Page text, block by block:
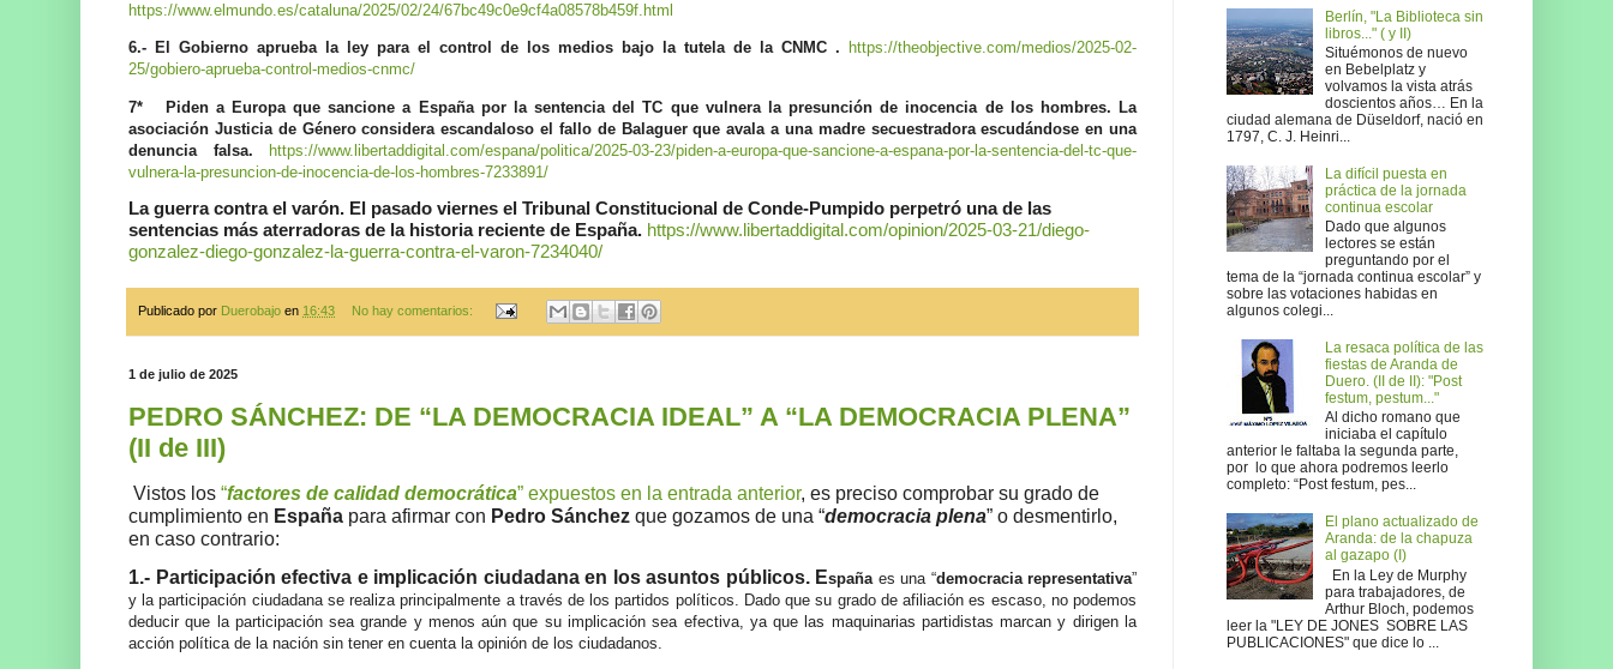
https://www.elmundo.es/cataluna/2025/02/24/67bc49c0e9cf4a08578b459f.html
6.- El Gobierno aprueba la ley para el control de los medios bajo la tutela de la CNMC .
https://theobjective.com/medios/2025-02-
25/gobiero-aprueba-control-medios-cnmc/
7*
Piden a Europa que sancione a España por la sentencia del TC que vulnera la presunción de inocencia de los hombres. La
asociación Justicia de Género considera escandaloso el fallo de Balaguer que avala a una madre secuestradora escudándose en una
denuncia falsa. https://www.libertaddigital.com/espana/politica/2025-03-23/piden-a-europa-que-sancione-a-espana-por-la-sentencia-del-tc-que-
vulnera-la-presuncion-de-inocencia-de-los-hombres-7233891/
La guerra contra el varón. El pasado viernes el Tribunal Constitucional de Conde-Pumpido perpetró una de las
sentencias más aterradoras de la historia reciente de España. https://www.libertaddigital.com/opinion/2025-03-21/diego-
gonzalez-diego-gonzalez-la-guerra-contra-el-varon-7234040/
Publicado por Duerobajo en 16:43 No hay comentarios:
1 de julio de 2025
PEDRO SÁNCHEZ: DE “LA DEMOCRACIA IDEAL” A “LA DEMOCRACIA PLENA”
(II de III)
Vistos los “factores de calidad democrática” expuestos en la entrada anterior, es preciso comprobar su grado de
cumplimiento en España para afirmar con Pedro Sánchez que gozamos de una “democracia plena” o desmentirlo,
en caso contrario:
1.- Participación efectiva e implicación ciudadana en los asuntos públicos. España es una “democracia representativa”
y la participación ciudadana se realiza principalmente a través de los partidos políticos. Dado que su grado de afiliación es escaso, no podemos
deducir que la participación sea grande y menos aún que su implicación sea efectiva, ya que las maquinarias partidistas marcan y dirigen la
acción política de la nación sin tener en cuenta la opinión de los ciudadanos.
Berlín, "La Biblioteca sin
libros..." ( y II)
Situémonos de nuevo
en Bebelplatz y
volvamos la vista atrás
doscientos años… En la
ciudad alemana de Düseldorf, nació en
1797, C. J. Heinri...
La difícil puesta en
práctica de la jornada
continua escolar
Dado que algunos
lectores se están
preguntando por el
tema de la “jornada continua escolar” y
sobre las votaciones habidas en
algunos colegi...
La resaca política de las
fiestas de Aranda de
Duero. (II de II): "Post
festum, pestum..."
Al dicho romano que
iniciaba el capítulo
anterior le faltaba la segunda parte,
por lo que ahora podremos leerlo
completo: “Post festum, pes...
El plano actualizado de
Aranda: de la chapuza
al gazapo (I)
En la Ley de Murphy
para trabajadores, de
Arthur Bloch, podemos
leer la "LEY DE JONES SOBRE LAS
PUBLICACIONES" que dice lo ...